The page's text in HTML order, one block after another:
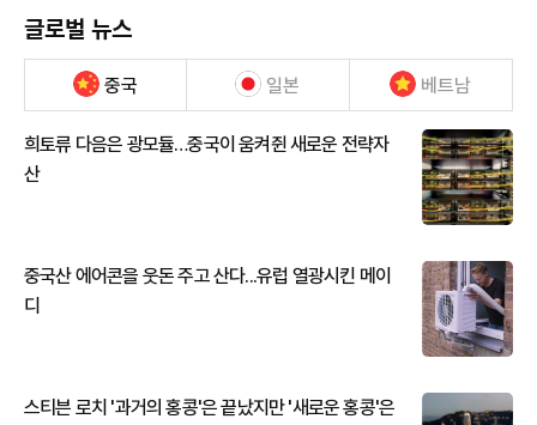
글로벌 뉴스
중국 일본 베트남
희토류 다음은 광모듈…중국이 움켜쥔 새로운 전략자
산
중국산 에어콘을 웃돈 주고 산다...유럽 열광시킨 메이
디
스티븐 로치 '과거의 홍콩'은 끝났지만 '새로운 홍콩'은